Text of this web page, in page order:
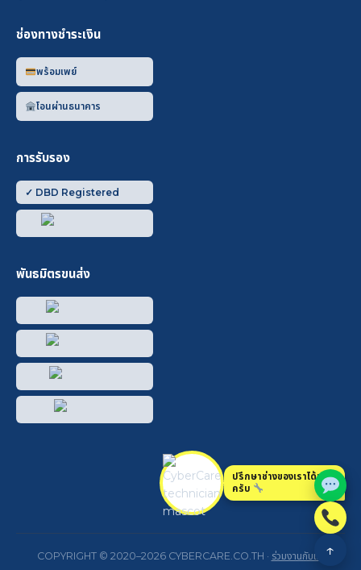
ช่องทางชำระเงิน
พร้อมเพย์
โอนผ่านธนาคาร
การรับรอง
✓ DBD Registered
พันธมิตรขนส่ง
ปรึกษาช่างของเราได้เลย
ครับ
COPYRIGHT © 2020–2026 CYBERCARE.CO.TH · ร่วมงานกับเรา ↑